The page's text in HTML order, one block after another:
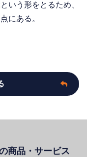
いう形をとるため、
にある。
商品・サービス